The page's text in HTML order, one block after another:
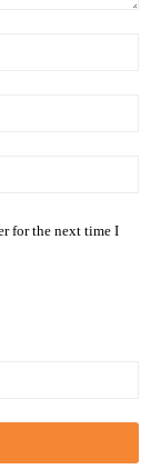
for the next time I